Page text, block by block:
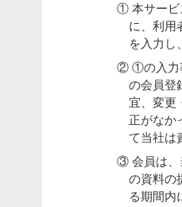
① 本サービ
に、利用
を入力し
② ①の入力
の会員登
宜、変更
正がなか
て当社は
③ 会員は、
の資料の
る期間内